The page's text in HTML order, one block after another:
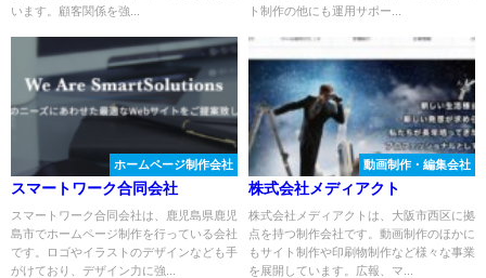
います。顧客関係を強...
ト制作の他にも運用サポー...
ホームページ制作会社
スマートワーク合同会社
スマートワーク合同会社は、鹿児島県鹿児
島市でホームページ制作を行っている会社
です。ロゴやイラストのデザインなども手
がけており、デザイン力に強...
動画制作・編集会社
株式会社メディアクト
株式会社メディアクトは、大阪市西区に拠
点を持つ制作会社です。動画制作のほかに
もサイト制作や印刷物制作など様々な事業
を展開しています。広報、マ...